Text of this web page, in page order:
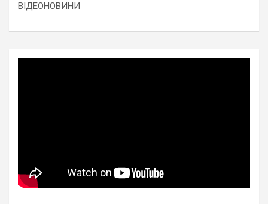
ВІДЕОНОВИНИ